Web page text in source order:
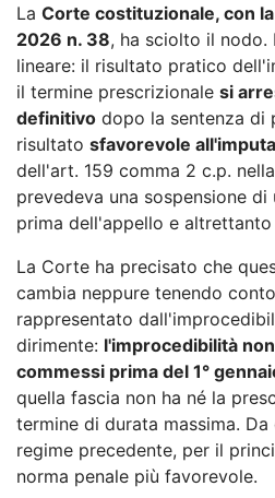
La Corte costituzionale, con
2026 n. 38, ha sciolto il nodo.
lineare: il risultato pratico
il termine prescrizionale si
definitivo dopo la sentenza di
risultato sfavorevole
dell'art. 159 comma 2 c.p.
prevedeva una sospensione
prima dell'appello e
La Corte ha precisato che
cambia neppure tenendo
rappresentato
dirimente: l'improcedibilità
commessi prima del 1°
quella fascia non ha né la
termine di durata massima.
regime precedente, per il
norma penale più favorevole.